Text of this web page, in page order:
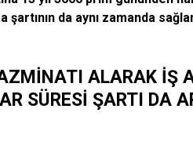
şartının da aynı zamanda
ALARAK İŞ
SÜRESİ ŞARTI DA